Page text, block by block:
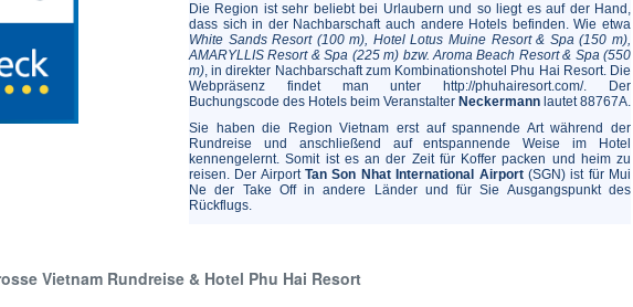
Die Region ist sehr beliebt bei Urlaubern und so liegt es auf der Hand,
dass sich in der Nachbarschaft auch andere Hotels befinden. Wie etwa
White Sands Resort (100 m), Hotel Lotus Muine Resort & Spa (150 m),
AMARYLLIS Resort & Spa (225 m) bzw. Aroma Beach Resort & Spa (550
m), in direkter Nachbarschaft zum Kombinationshotel Phu Hai Resort. Die
Webpräsenz findet man unter http://phuhairesort.com/. Der
Buchungscode des Hotels beim Veranstalter Neckermann lautet 88767A.
Sie haben die Region Vietnam erst auf spannende Art während der
Rundreise und anschließend auf entspannende Weise im Hotel
kennengelernt. Somit ist es an der Zeit für Koffer packen und heim zu
reisen. Der AirportTan Son Nhat International Airport(SGN) ist für Mui
Ne der Take Off in andere Länder und für Sie Ausgangspunkt des
Rückflugs.
Vietnam Rundreise & Hotel Phu Hai Resort